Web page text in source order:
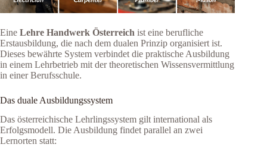
Eine Lehre Handwerk Österreich ist eine berufliche
Erstausbildung, die nach dem dualen Prinzip organisiert ist.
Dieses bewährte System verbindet die praktische Ausbildung
in einem Lehrbetrieb mit der theoretischen Wissensvermittlung
in einer Berufsschule.
Das duale Ausbildungssystem
Das österreichische Lehrlingssystem gilt international als
Erfolgsmodell. Die Ausbildung findet parallel an zwei
Lernorten statt: